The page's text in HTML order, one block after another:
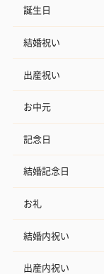
スキンケアグッズ
スキンケアグッズ
ハンドクリーム3本セ
ト【ありがとう】
（1,100円）
誕生日
結婚祝い
出産祝い
お中元
記念日
結婚記念日
お礼
結婚内祝い
出産内祝い